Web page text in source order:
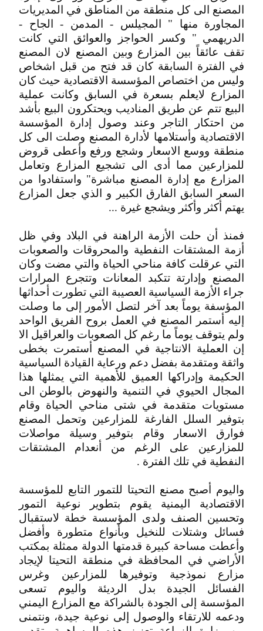
المصنع الى كل منطقة من المناطق في المديريات
المجاورة منها " المجيلس - المدمن - الجاح -
الدريهمي " وكسر الحواجز والعوائق التي كانت
تقف عائقاً بين المزارع وبين المصنع لان المصنع
في الفترة السابقة كان قد فتح من قبل اشخاص
وليس من اختصاص المؤسسة الاقتصادية حيث كان
المزارع لايعلم بسعرة في السابق وكانت عملية
البيع تتم عن طريق المناديب ويحتكرون البيع بأشد
من احتكار التاجر وعند وصول إدارة المؤسسة
الاقتصادية وأستلامها لأدارة المصنع وصلت الى كل
منطقة ووسع الاسعار وشجع ورفع وأعطى قروض
للمزارعين مما أدى الى تشجيع المزارع وتعامل
المزارع مع إدارة المصنع مباشرة" واستفادوا من
السعر السابق الفارق الكبير و الذي جعل المزارع
يهتم أكثر وأكثر ويشجع غيرة ...
فمنذ أن حلت الأزمة الراهنة في البلاد وفي ظل
أزمة المشتقات النفطية والمحروقات والصعوبات
التي عرقلت كافة مناحي الحياة والتي مضت وكان
المصنع وإدارتة تتكبد المعانات وتتجرع المرارات
جراء الأزمة السياسية العصيبة التي تطورت أحداثها
المؤسفة يوماً بعد آخر لتصل الأمور إلى ما وصلت
إليه أستمر المصنع في العمل بروح الفريق الواحد
ولم يتوقف يوماً ما رغم كل الصعوبات والعراقيل الا
إن العملية الانتاجية في المصنع أستمرت بخطى
واثقة ومتقدمة بفضل دعم ورعاية القيادة السياسية
الحكيمة وإدراكها العميق للأهمية التي يمثلها هذا
المجال الحيوي في التنمية والنهوض بالوطن الى
مستويات متقدمة في شتى مناحي الحياة وقام
بتوفير السلل الفارغة للمزارعين وتحمل المصنع
فوارق الاسعار وقام بتوفير وسيلة مواصلات
للمزارعين على الرغم من أنعدام المشتقات
النفطية في تلك الفترة .
واليوم أصبح مصنع التحيتا للتمور التابع للمؤسسة
الاقتصادية اليمنية يقوم بتطوير نوعية التمور
وتحسين الصنف ولدى المؤسسة خطة لاستقبال
فسائل وشتلات للنخيل وبأنواع متطورة وأفضل
وأعطت مساحة كبيرة قدمتها الدولة ممثلة بمكتب
الأراضي في المحافظة في منطقة التحيتا لإيجاد
مزارع نموذجية وتوفيرها للمزارعين وغرس
الفسائل الجيدة بدل الرديئة واليوم تسعى
المؤسسة إلى الجودة بالشراكة مع المزارع اليمني
ودعمه للارتقاء والوصول إلى نوعية جيدة، ونتمنى